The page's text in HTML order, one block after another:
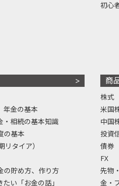
初心
年金の基本
・相続の基本知識
の基本
リタイア）
の貯め方、作り方
い「お金の話」
商
株式
米国
中国
投資
債券
FX
先物
金・